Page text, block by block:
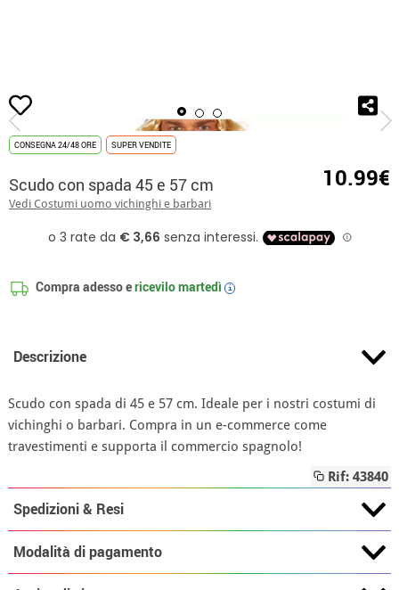
Inizio Scudo con spada 45 e 57 cm
CONSEGNA 24/48 ORE SUPER VENDITE
Scudo con spada 45 e 57 cm
Vedi Costumi uomo vichinghi e barbari
10.99€
Compra adesso ericevilomartedì i
Descrizione
Scudo con spada di 45 e 57 cm. Ideale per i nostri costumi di
vichinghi o barbari. Compra in un e-commerce come
travestimenti e supporta il commercio spagnolo!
Rif: 43840
Spedizioni & Resi
Modalità di pagamento